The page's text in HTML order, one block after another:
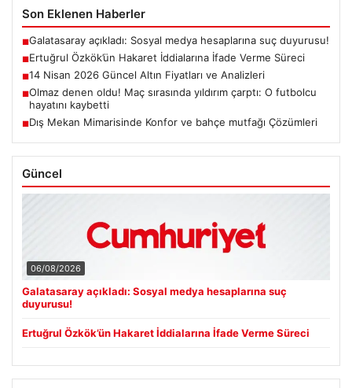
Son Eklenen Haberler
■Galatasaray açıkladı: Sosyal medya hesaplarına suç duyurusu!
■Ertuğrul Özkök’ün Hakaret İddialarına İfade Verme Süreci
■14 Nisan 2026 Güncel Altın Fiyatları ve Analizleri
■Olmaz denen oldu! Maç sırasında yıldırım çarptı: O futbolcu
hayatını kaybetti
■Dış Mekan Mimarisinde Konfor ve bahçe mutfağı Çözümleri
Güncel
06/08/2026
Galatasaray açıkladı: Sosyal medya hesaplarına suç
duyurusu!
Ertuğrul Özkök’ün Hakaret İddialarına İfade Verme Süreci